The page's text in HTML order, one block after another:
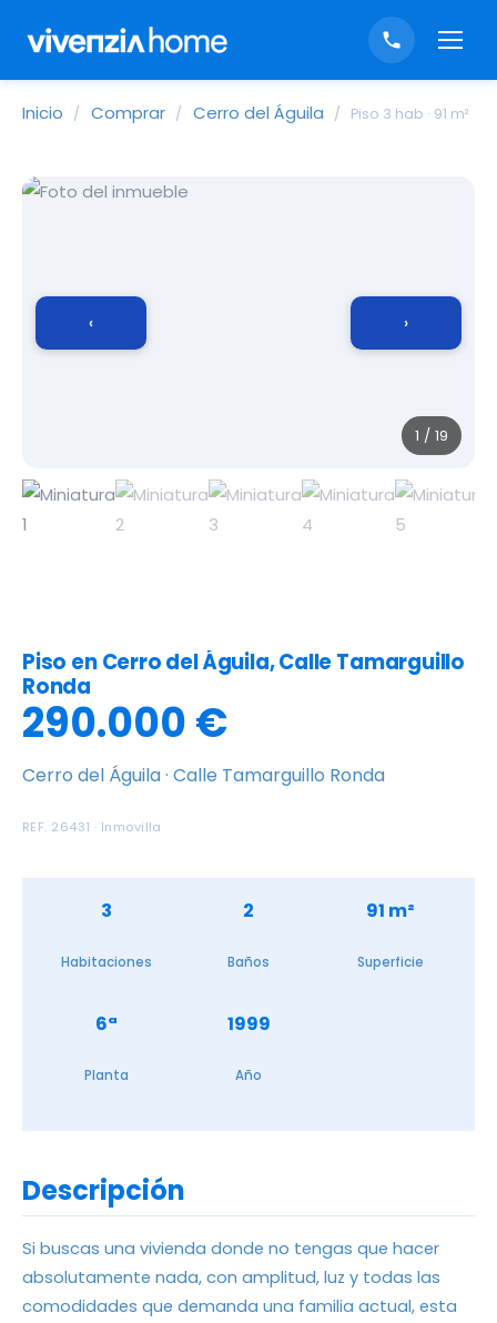
Inicio / Comprar / Cerro del Águila / Piso 3 hab · 91 m²
‹ ›
1 / 19
Piso en Cerro del Águila, Calle Tamarguillo
Ronda
290.000 €
Cerro del Águila · Calle Tamarguillo Ronda
REF. 26431 · Inmovilla
3
Habitaciones
2
Baños
91 m²
Superficie
6ª
Planta
1999
Año
Descripción
Si buscas una vivienda donde no tengas que hacer
absolutamente nada, con amplitud, luz y todas las
comodidades que demanda una familia actual, esta